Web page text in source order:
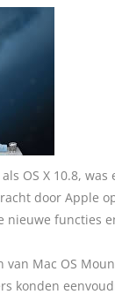
OS X 10.8,
door Apple
nieuwe functies
van Mac OS
konden